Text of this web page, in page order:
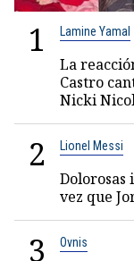
1 Lamine Yamal
La
Castro
Nicki
2 Lionel Messi
Dolorosas
vez que
3 Ovnis